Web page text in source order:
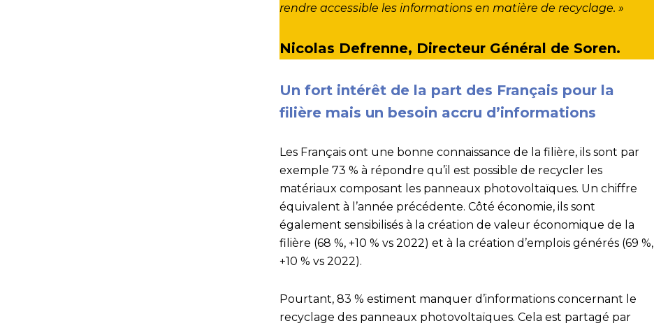
rendre accessible les informations en matière de recyclage. »
Nicolas Defrenne, Directeur Général de Soren.
Un fort intérêt de la part des Français pour la
filière mais un besoin accru d’informations
Les Français ont une bonne connaissance de la filière, ils sont par
exemple 73 % à répondre qu’il est possible de recycler les
matériaux composant les panneaux photovoltaïques. Un chiffre
équivalent à l’année précédente. Côté économie, ils sont
également sensibilisés à la création de valeur économique de la
filière (68 %, +10 % vs 2022) et à la création d’emplois générés (69 %,
+10 % vs 2022).
Pourtant, 83 % estiment manquer d’informations concernant le
recyclage des panneaux photovoltaïques. Cela est partagé par